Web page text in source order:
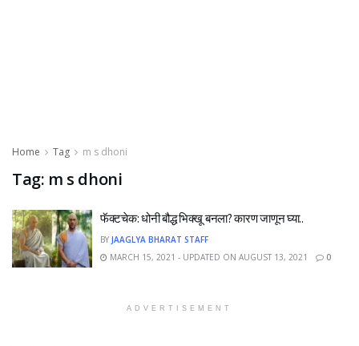
Home Tag m s dhoni
Tag: m s dhoni
फॅक्टचेक: धोनी बौद्ध भिक्खू बनला? कारण जाणून घ्या..
BY JAAGLYA BHARAT STAFF
MARCH 15, 2021 - UPDATED ON AUGUST 13, 2021
0
ADVERTISEMENT